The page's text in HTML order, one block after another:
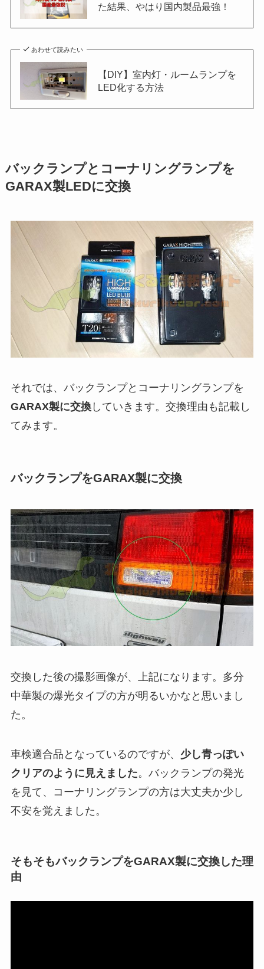
た結果、やはり国内製品最強！
あわせて読みたい
【DIY】室内灯・ルームランプを
LED化する方法
バックランプとコーナリングランプを
GARAX製LEDに交換
それでは、バックランプとコーナリングランプを
GARAX製に交換していきます。交換理由も記載し
てみます。
バックランプをGARAX製に交換
交換した後の撮影画像が、上記になります。多分
中華製の爆光タイプの方が明るいかなと思いまし
た。
車検適合品となっているのですが、 少し青っぽい
クリアのように見えました。バックランプの発光
を見て、コーナリングランプの方は大丈夫か少し
不安を覚えました。
そもそもバックランプをGARAX製に交換した理
由